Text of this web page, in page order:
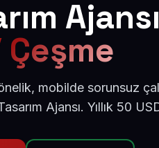
Ajansı
mobilde sorunsuz
Ajansı. Yıllık 50